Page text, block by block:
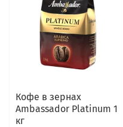
Кофе в зернах
Ambassador Platinum 1
кг